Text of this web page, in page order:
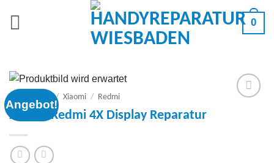
0
Angebot!
/ Xiaomi / Redmi
Xiaomi Redmi 4X Display Reparatur